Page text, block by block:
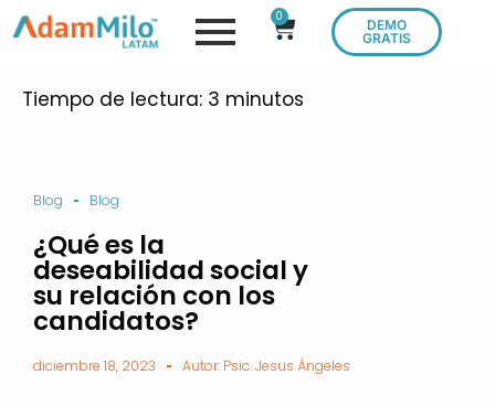
0
DEMO
GRATIS
Tiempo de lectura: 3 minutos
Blog Blog
¿Qué es la
deseabilidad social y
su relación con los
candidatos?
diciembre 18, 2023 Autor: Psic. Jesus Ángeles